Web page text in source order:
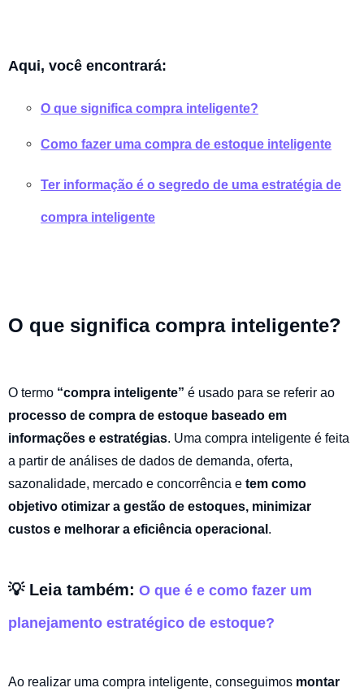
Aqui, você encontrará:
O que significa compra inteligente?
Como fazer uma compra de estoque inteligente
Ter informação é o segredo de uma estratégia de
compra inteligente
O que significa compra inteligente?
O termo “compra inteligente” é usado para se referir ao
processo de compra de estoque baseado em
informações e estratégias. Uma compra inteligente é feita
a partir de análises de dados de demanda, oferta,
sazonalidade, mercado e concorrência e tem como
objetivo otimizar a gestão de estoques, minimizar
custos e melhorar a eficiência operacional .
💡 Leia também: O que é e como fazer um
planejamento estratégico de estoque?
Ao realizar uma compra inteligente, conseguimos montar